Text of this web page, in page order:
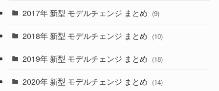
(4)
(30)
(27)
(33)
(10)
(35)
2017年 新型 モデルチェンジ まとめ (9)
2018年 新型 モデルチェンジ まとめ (10)
2019年 新型 モデルチェンジ まとめ (18)
2020年 新型 モデルチェンジ まとめ (14)